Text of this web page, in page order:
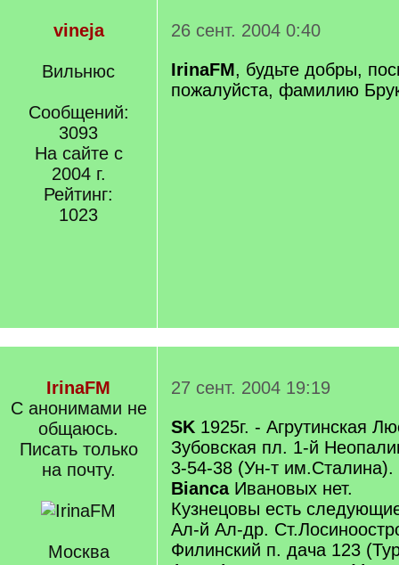
vineja
Вильнюс
Сообщений:
3093
На сайте с
2004 г.
Рейтинг:
1023
26 сент. 2004 0:40
IrinaFM, будьте добры,
пожалуйста, фамилию
IrinaFM
С анонимами не
общаюсь.
Писать только
на почту.
Москва
27 сент. 2004 19:19
SK 1925г. - Агрутинская
Зубовская пл. 1-й
3-54-38 (Ун-т им.Сталина).
BiancaИвановых нет.
Кузнецовы есть
Ал-й Ал-др.
Филинский п. дача 123